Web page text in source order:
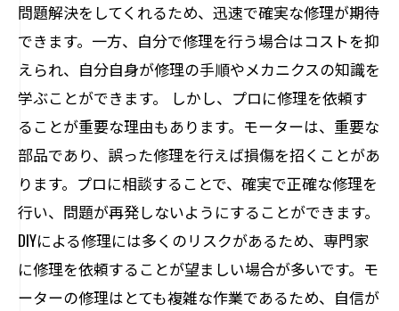
問題解決をしてくれるため、迅速で確実な修理が期待
できます。一方、自分で修理を行う場合はコストを抑
えられ、自分自身が修理の手順やメカニクスの知識を
学ぶことができます。 しかし、プロに修理を依頼す
ることが重要な理由もあります。モーターは、重要な
部品であり、誤った修理を行えば損傷を招くことがあ
ります。プロに相談することで、確実で正確な修理を
行い、問題が再発しないようにすることができます。
DIYによる修理には多くのリスクがあるため、専門家
に修理を依頼することが望ましい場合が多いです。モ
ーターの修理はとても複雑な作業であるため、自信が